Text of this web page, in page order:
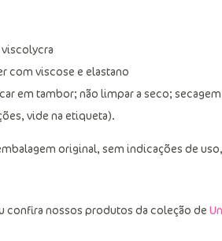
com viscose e elastano
em tambor; não limpar a seco;
vide na etiqueta).
original, sem indicações de
confira nossos produtos da coleção de